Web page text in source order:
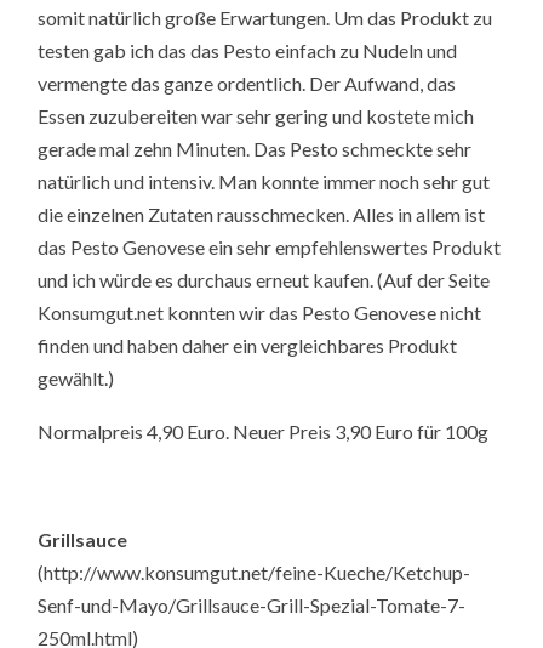
somit natürlich große Erwartungen. Um das Produkt zu
testen gab ich das das Pesto einfach zu Nudeln und
vermengte das ganze ordentlich. Der Aufwand, das
Essen zuzubereiten war sehr gering und kostete mich
gerade mal zehn Minuten. Das Pesto schmeckte sehr
natürlich und intensiv. Man konnte immer noch sehr gut
die einzelnen Zutaten rausschmecken. Alles in allem ist
das Pesto Genovese ein sehr empfehlenswertes Produkt
und ich würde es durchaus erneut kaufen. (Auf der Seite
Konsumgut.net konnten wir das Pesto Genovese nicht
finden und haben daher ein vergleichbares Produkt
gewählt.)
Normalpreis 4,90 Euro. Neuer Preis 3,90 Euro für 100g
Grillsauce
(http://www.konsumgut.net/feine-Kueche/Ketchup-
Senf-und-Mayo/Grillsauce-Grill-Spezial-Tomate-7-
250ml.html)